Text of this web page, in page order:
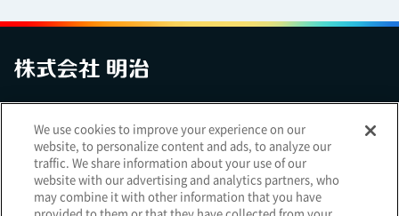
アクセシビリティへの対応方針ご利用規約明治グループのDX
Cookie Settings
We use cookies to improve your experience on our
website, to personalize content and ads, to analyze our
traffic. We share information about your use of our
website with our advertising and analytics partners, who
may combine it with other information that you have